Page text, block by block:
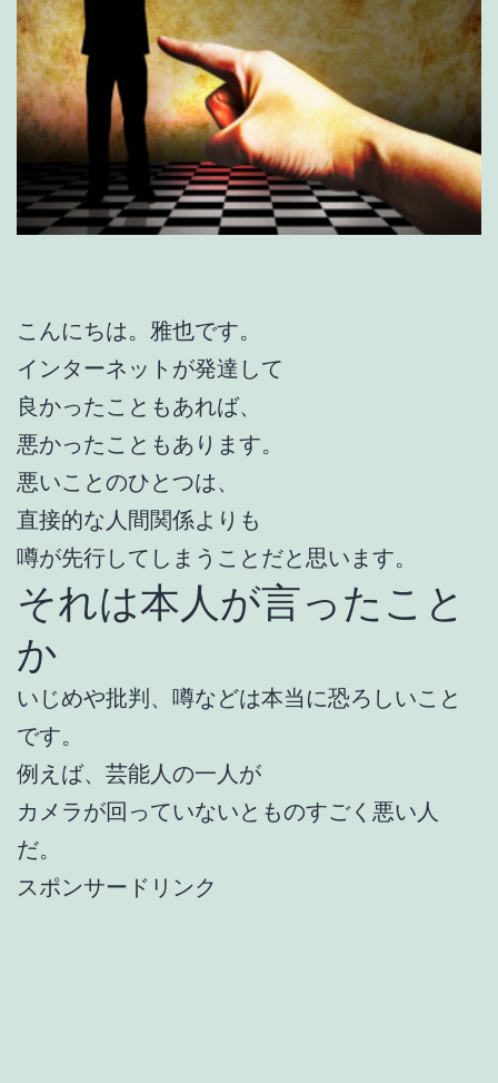
こんにちは。雅也です。
インターネットが発達して
良かったこともあれば、
悪かったこともあります。
悪いことのひとつは、
直接的な人間関係よりも
噂が先行してしまうことだと思います。
それは本人が言ったこと
か
いじめや批判、噂などは本当に恐ろしいこと
です。
例えば、芸能人の一人が
カメラが回っていないとものすごく悪い人
だ。
スポンサードリンク